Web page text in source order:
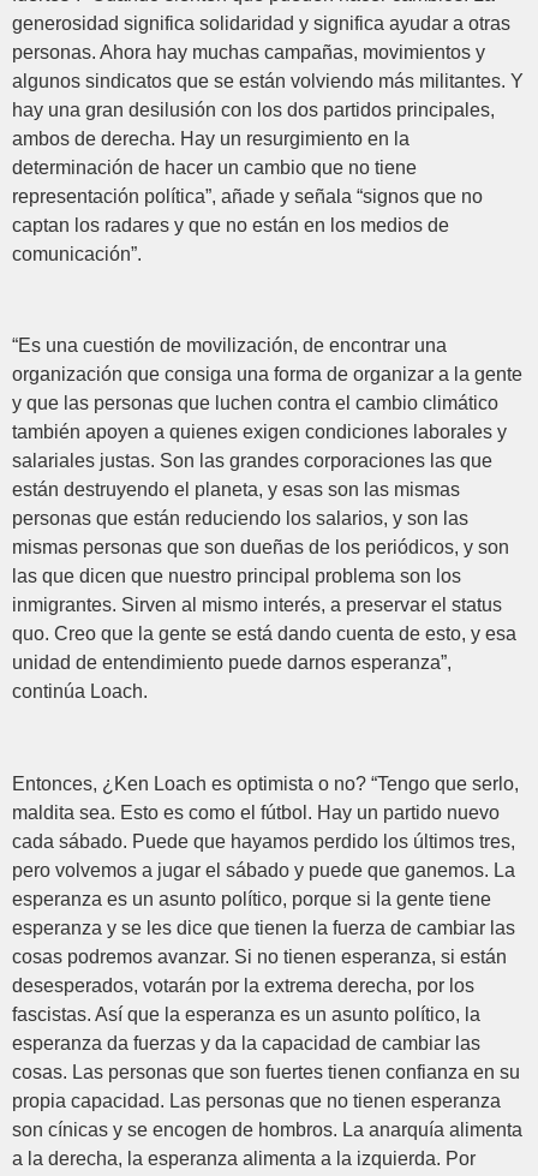
generosidad significa solidaridad y significa ayudar a otras
personas. Ahora hay muchas campañas, movimientos y
algunos sindicatos que se están volviendo más militantes. Y
hay una gran desilusión con los dos partidos principales,
ambos de derecha. Hay un resurgimiento en la
determinación de hacer un cambio que no tiene
representación política”, añade y señala “signos que no
captan los radares y que no están en los medios de
comunicación”.
“Es una cuestión de movilización, de encontrar una
organización que consiga una forma de organizar a la gente
y que las personas que luchen contra el cambio climático
también apoyen a quienes exigen condiciones laborales y
salariales justas. Son las grandes corporaciones las que
están destruyendo el planeta, y esas son las mismas
personas que están reduciendo los salarios, y son las
mismas personas que son dueñas de los periódicos, y son
las que dicen que nuestro principal problema son los
inmigrantes. Sirven al mismo interés, a preservar el status
quo. Creo que la gente se está dando cuenta de esto, y esa
unidad de entendimiento puede darnos esperanza”,
continúa Loach.
Entonces, ¿Ken Loach es optimista o no? “Tengo que serlo,
maldita sea. Esto es como el fútbol. Hay un partido nuevo
cada sábado. Puede que hayamos perdido los últimos tres,
pero volvemos a jugar el sábado y puede que ganemos. La
esperanza es un asunto político, porque si la gente tiene
esperanza y se les dice que tienen la fuerza de cambiar las
cosas podremos avanzar. Si no tienen esperanza, si están
desesperados, votarán por la extrema derecha, por los
fascistas. Así que la esperanza es un asunto político, la
esperanza da fuerzas y da la capacidad de cambiar las
cosas. Las personas que son fuertes tienen confianza en su
propia capacidad. Las personas que no tienen esperanza
son cínicas y se encogen de hombros. La anarquía alimenta
a la derecha, la esperanza alimenta a la izquierda. Por